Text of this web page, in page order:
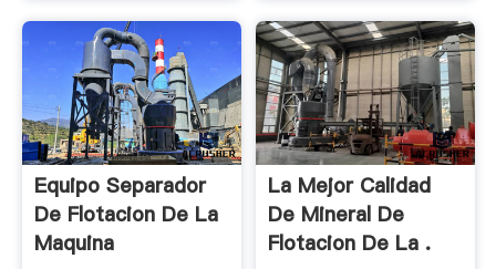
Equipo Separador
De Flotacion De La
Maquina
La Mejor Calidad
De Mineral De
Flotacion De La .